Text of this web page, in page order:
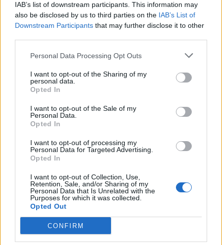
IAB’s list of downstream participants. This information may
also be disclosed by us to third parties on the IAB’s List of
Downstream Participants that may further disclose it to other
Personal Data Processing Opt Outs
I want to opt-out of the Sharing of my
personal data.
Opted In
I want to opt-out of the Sale of my
Personal Data.
Opted In
I want to opt-out of processing my
Personal Data for Targeted Advertising.
Opted In
I want to opt-out of Collection, Use,
Retention, Sale, and/or Sharing of my
Personal Data that Is Unrelated with the
Purposes for which it was collected.
Opted Out
CONFIRM
TheCars.gr|19/02/2026 18:00
Δοκιμάζουμε το οικογενειακό
ηλεκτρικό Omoda 5